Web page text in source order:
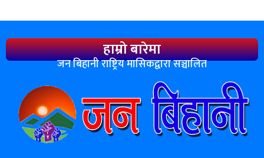
हाम्रो बारेमा
जन बिहानी राष्ट्रिय मासिकद्वारा सञ्चालित